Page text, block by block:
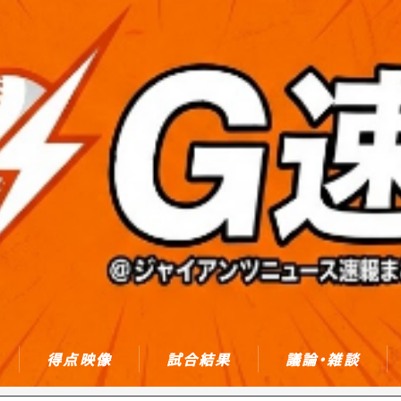
得点映像 試合結果 議論・雑談